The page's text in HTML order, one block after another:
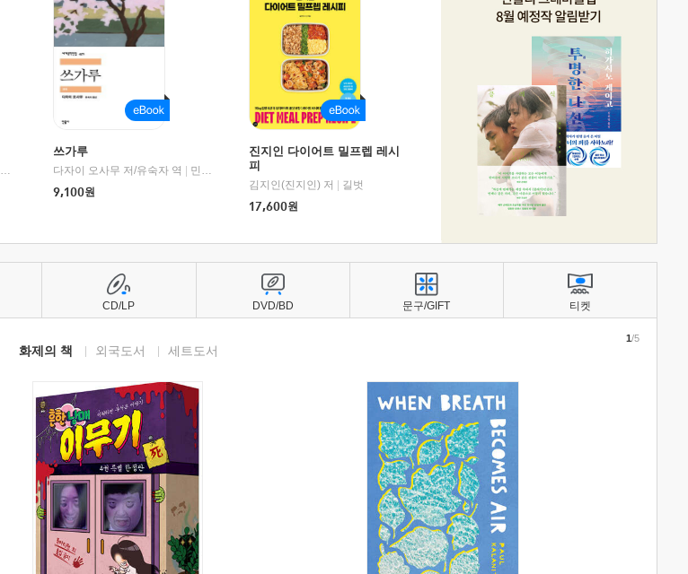
제이미 러시,톰 올릭,스테파니 플랜더스 편저/임경은 역/박정호 감수 |
교보문고
쓰가루
다자이 오사무 저/유숙자 역
민음사
9,100원
진지인 다이어트 밀프렙 레시
피
김지인(진지인) 저
길벗
17,600원
화제의 책 외국도서 세트도서
1/5
CD/LP DVD/BD 문구/GIFT 티켓